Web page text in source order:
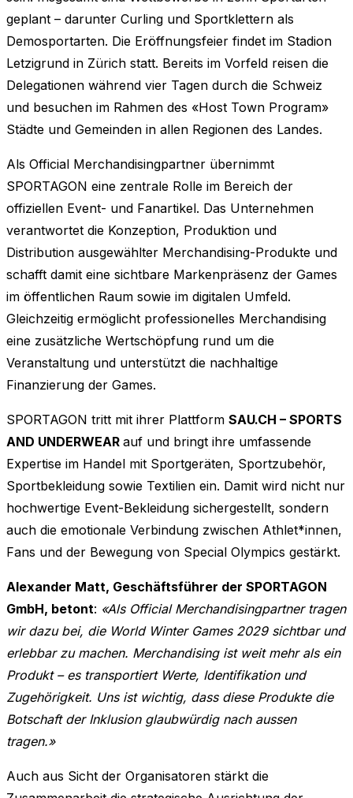
geplant – darunter Curling und Sportklettern als
Demosportarten. Die Eröffnungsfeier findet im Stadion
Letzigrund in Zürich statt. Bereits im Vorfeld reisen die
Delegationen während vier Tagen durch die Schweiz
und besuchen im Rahmen des «Host Town Program»
Städte und Gemeinden in allen Regionen des Landes.
Als Official Merchandisingpartner übernimmt
SPORTAGON eine zentrale Rolle im Bereich der
offiziellen Event- und Fanartikel. Das Unternehmen
verantwortet die Konzeption, Produktion und
Distribution ausgewählter Merchandising-Produkte und
schafft damit eine sichtbare Markenpräsenz der Games
im öffentlichen Raum sowie im digitalen Umfeld.
Gleichzeitig ermöglicht professionelles Merchandising
eine zusätzliche Wertschöpfung rund um die
Veranstaltung und unterstützt die nachhaltige
Finanzierung der Games.
SPORTAGON tritt mit ihrer Plattform SAU.CH – SPORTS
AND UNDERWEAR auf und bringt ihre umfassende
Expertise im Handel mit Sportgeräten, Sportzubehör,
Sportbekleidung sowie Textilien ein. Damit wird nicht nur
hochwertige Event-Bekleidung sichergestellt, sondern
auch die emotionale Verbindung zwischen Athlet*innen,
Fans und der Bewegung von Special Olympics gestärkt.
Alexander Matt, Geschäftsführer der SPORTAGON
GmbH, betont: «Als Official Merchandisingpartner tragen
wir dazu bei, die World Winter Games 2029 sichtbar und
erlebbar zu machen. Merchandising ist weit mehr als ein
Produkt – es transportiert Werte, Identifikation und
Zugehörigkeit. Uns ist wichtig, dass diese Produkte die
Botschaft der Inklusion glaubwürdig nach aussen
tragen.»
Auch aus Sicht der Organisatoren stärkt die